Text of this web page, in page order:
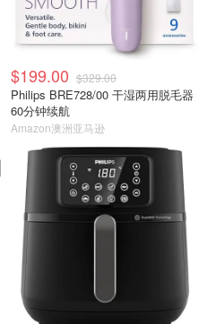
$199.00 $329.00
Philips BRE728/00 干湿两用脱毛器
60分钟续航
Amazon澳洲亚马逊